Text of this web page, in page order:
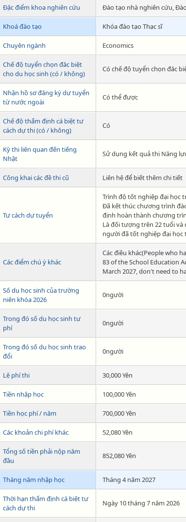
Đặc điểm khoa nghiên cứu Đào tạo nhà nghiên cứu,
Khoá đào tạo Khóa đào tạo Thạc sĩ
Chuyên ngành Economics
Chế độ tuyển chọn đăc biệt
cho du học sinh (có / không)
Có chế độ tuyển chọn đăc
Nhận hồ sơ đăng ký dự tuyển
từ nước ngoài
Có thể được
Chế độ thẩm định cá biệt tư
cách dự thi (có / không)
Có
Kỳ thi liên quan đến tiếng
Nhật
Sử dụng kết quả thi Năng
Công khai các đề thi cũ Liên hệ để biết thêm chi tiết
Tư cách dự tuyển
Trình độ tốt nghiệp đại học
Đã kết thúc chương trình
định hoàn thành chương
Là đối tượng trên 22 tuổi
người đã tốt nghiệp đại
Các điểm chú ý khác
Các điều khác(People who
83 of the School Education
March 2027, don't need to
Số du học sinh của trường
niên khóa 2026
0người
Trong đó số du học sinh tư
phí
0người
Trong đó số du học sinh trao
đổi
0người
Lệ phí thi 30,000 Yên
Tiền nhập học 100,000 Yên
Tiền học phí / năm 700,000 Yên
Các khoản chi phí khác 52,080 Yên
Tổng số tiền phải nộp năm
đầu
852,080 Yên
Tháng năm nhập học Tháng 4 năm 2027
Thời hạn thẩm định cá biệt tư
cách dự thi
Ngày 10 tháng 7 năm 2026